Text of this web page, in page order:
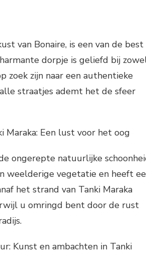
van Bonaire, is een van de best
dorpje is geliefd bij
zoek zijn naar een authentieke
straatjes ademt het de sfeer
Maraka: Een lust voor het oog
ongerepte natuurlijke
weelderige vegetatie en heeft
het strand van Tanki Maraka
u omringd bent door de rust
Kunst en ambachten in Tanki